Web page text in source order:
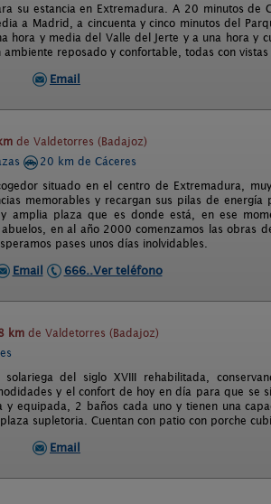
su estancia en Extremadura. A 20 minutos de
a Madrid, a cincuenta y cinco minutos del
hora y media del Valle del Jerte y a una hora y
reposado y confortable, todas con vistas
Email
de Valdetorres (Badajoz)
20 km de Cáceres
situado en el centro de Extremadura,
memorables y recargan sus pilas de energía
plaza que es donde está, en ese
en al año 2000 comenzamos las obras
pases unos días inolvidables.
Email 666..Ver teléfono
km de Valdetorres (Badajoz)
del siglo XVIII rehabilitada,
y el confort de hoy en día para que se
y equipada, 2 baños cada uno y tienen una
supletoria. Cuentan con patio con porche
Email